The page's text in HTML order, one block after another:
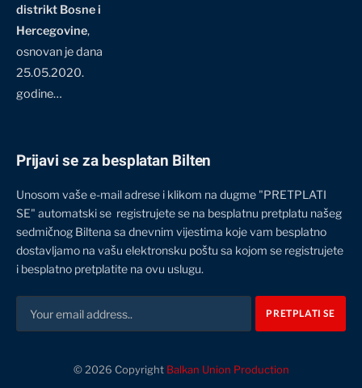
distrikt Bosne i
Hercegovine,
osnovan je dana
25.05.2020.
godine…
Prijavi se za besplatan Bilten
Unosom vaše e-mail adrese i klikom na dugme "PRETPLATI
SE" automatski se registrujete se na besplatnu pretplatu našeg
sedmičnog Biltena sa dnevnim vijestima koje vam besplatno
dostavljamo na vašu elektronsku poštu sa kojom se registrujete
i besplatno pretplatite na ovu uslugu.
© 2026 Copyright Balkan Union Production